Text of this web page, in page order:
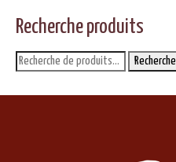
Recherche produits
Recherche
pour :
Recherche